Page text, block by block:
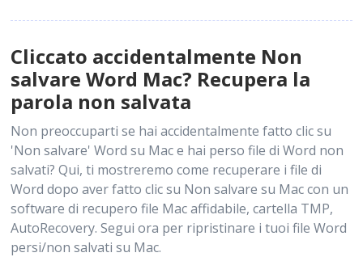
Cliccato accidentalmente Non
salvare Word Mac? Recupera la
parola non salvata
Non preoccuparti se hai accidentalmente fatto clic su
'Non salvare' Word su Mac e hai perso file di Word non
salvati? Qui, ti mostreremo come recuperare i file di
Word dopo aver fatto clic su Non salvare su Mac con un
software di recupero file Mac affidabile, cartella TMP,
AutoRecovery. Segui ora per ripristinare i tuoi file Word
persi/non salvati su Mac.